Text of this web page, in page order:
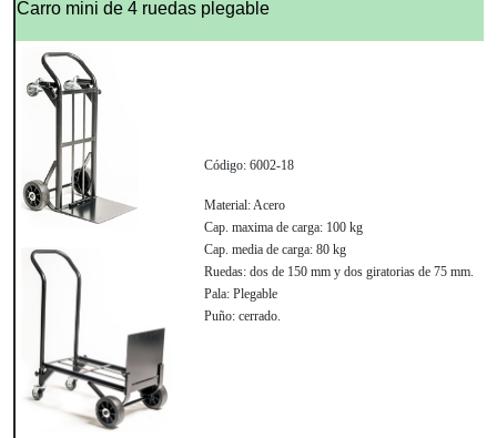
Carro mini de 4 ruedas plegable
Código: 6002-18
Material:Acero
Cap. maxima de carga: 100 kg
Cap. media de carga: 80 kg
Ruedas: dos de 150 mm y dos giratorias de 75 mm.
Pala: Plegable
Puño: cerrado.